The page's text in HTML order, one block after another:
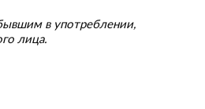
в употреблении,
лица.